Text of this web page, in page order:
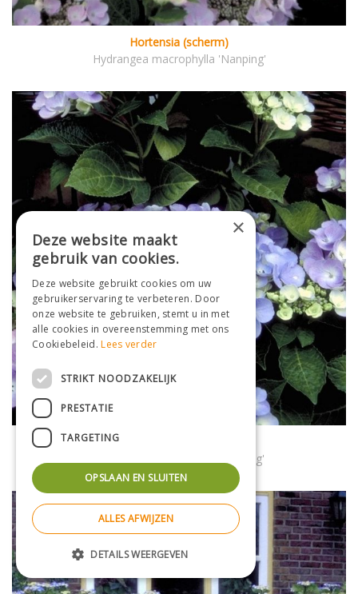
Hortensia (scherm)
Hydrangea macrophylla 'Nanping'
Hydrangea macrophylla 'Blauling'
×
Deze website maakt
gebruik van cookies.
Deze website gebruikt cookies om uw
gebruikerservaring te verbeteren. Door
onze website te gebruiken, stemt u in met
alle cookies in overeenstemming met ons
Cookiebeleid.Lees verder
STRIKT NOODZAKELIJK
PRESTATIE
TARGETING
OPSLAAN EN SLUITEN
ALLES AFWIJZEN
DETAILS WEERGEVEN